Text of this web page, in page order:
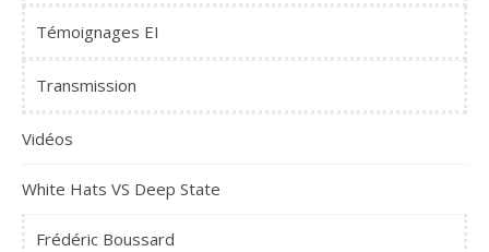
Témoignages EI
Transmission
Vidéos
White Hats VS Deep State
Frédéric Boussard